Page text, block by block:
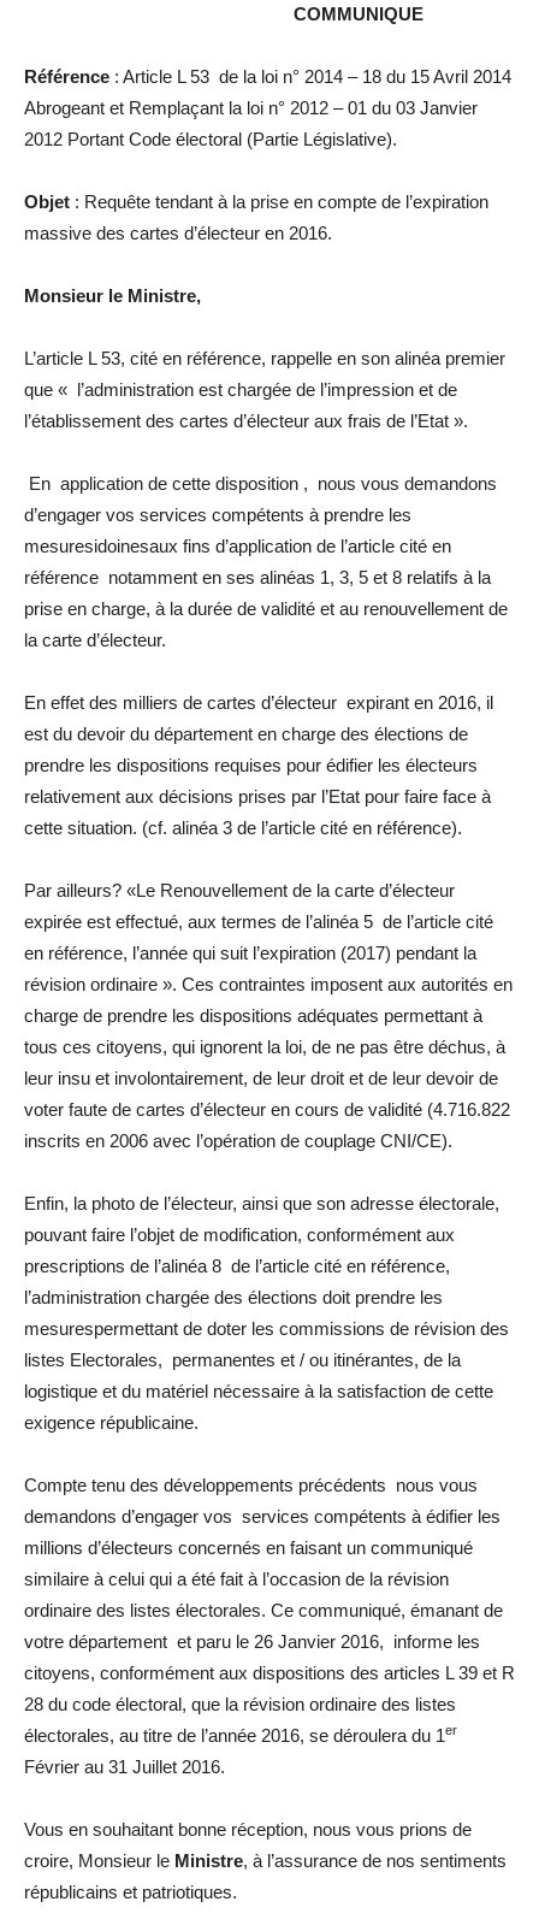
COMMUNIQUE
Référence : Article L 53 de la loi n° 2014 – 18 du 15 Avril 2014
Abrogeant et Remplaçant la loi n° 2012 – 01 du 03 Janvier
2012 Portant Code électoral (Partie Législative).
Objet : Requête tendant à la prise en compte de l’expiration
massive des cartes d’électeur en 2016.
Monsieur le Ministre,
L’article L 53, cité en référence, rappelle en son alinéa premier
que « l’administration est chargée de l’impression et de
l’établissement des cartes d’électeur aux frais de l’Etat ».
En application de cette disposition , nous vous demandons
d’engager vos services compétents à prendre les
mesuresidoinesaux fins d’application de l’article cité en
référence notamment en ses alinéas 1, 3, 5 et 8 relatifs à la
prise en charge, à la durée de validité et au renouvellement de
la carte d’électeur.
En effet des milliers de cartes d’électeur expirant en 2016, il
est du devoir du département en charge des élections de
prendre les dispositions requises pour édifier les électeurs
relativement aux décisions prises par l’Etat pour faire face à
cette situation. (cf. alinéa 3 de l’article cité en référence).
Par ailleurs? «Le Renouvellement de la carte d’électeur
expirée est effectué, aux termes de l’alinéa 5 de l’article cité
en référence, l’année qui suit l’expiration (2017) pendant la
révision ordinaire ». Ces contraintes imposent aux autorités en
charge de prendre les dispositions adéquates permettant à
tous ces citoyens, qui ignorent la loi, de ne pas être déchus, à
leur insu et involontairement, de leur droit et de leur devoir de
voter faute de cartes d’électeur en cours de validité (4.716.822
inscrits en 2006 avec l’opération de couplage CNI/CE).
Enfin, la photo de l’électeur, ainsi que son adresse électorale,
pouvant faire l’objet de modification, conformément aux
prescriptions de l’alinéa 8 de l’article cité en référence,
l’administration chargée des élections doit prendre les
mesurespermettant de doter les commissions de révision des
listes Electorales, permanentes et / ou itinérantes, de la
logistique et du matériel nécessaire à la satisfaction de cette
exigence républicaine.
Compte tenu des développements précédents nous vous
demandons d’engager vos services compétents à édifier les
millions d’électeurs concernés en faisant un communiqué
similaire à celui qui a été fait à l’occasion de la révision
ordinaire des listes électorales. Ce communiqué, émanant de
votre département et paru le 26 Janvier 2016, informe les
citoyens, conformément aux dispositions des articles L 39 et R
28 du code électoral, que la révision ordinaire des listes
électorales, au titre de l’année 2016, se déroulera du 1er
Février au 31 Juillet 2016.
Vous en souhaitant bonne réception, nous vous prions de
croire, Monsieur le Ministre, à l’assurance de nos sentiments
républicains et patriotiques.